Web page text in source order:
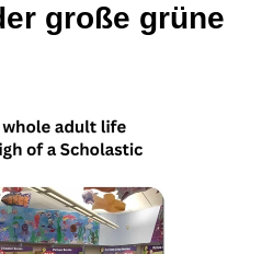
große grüne